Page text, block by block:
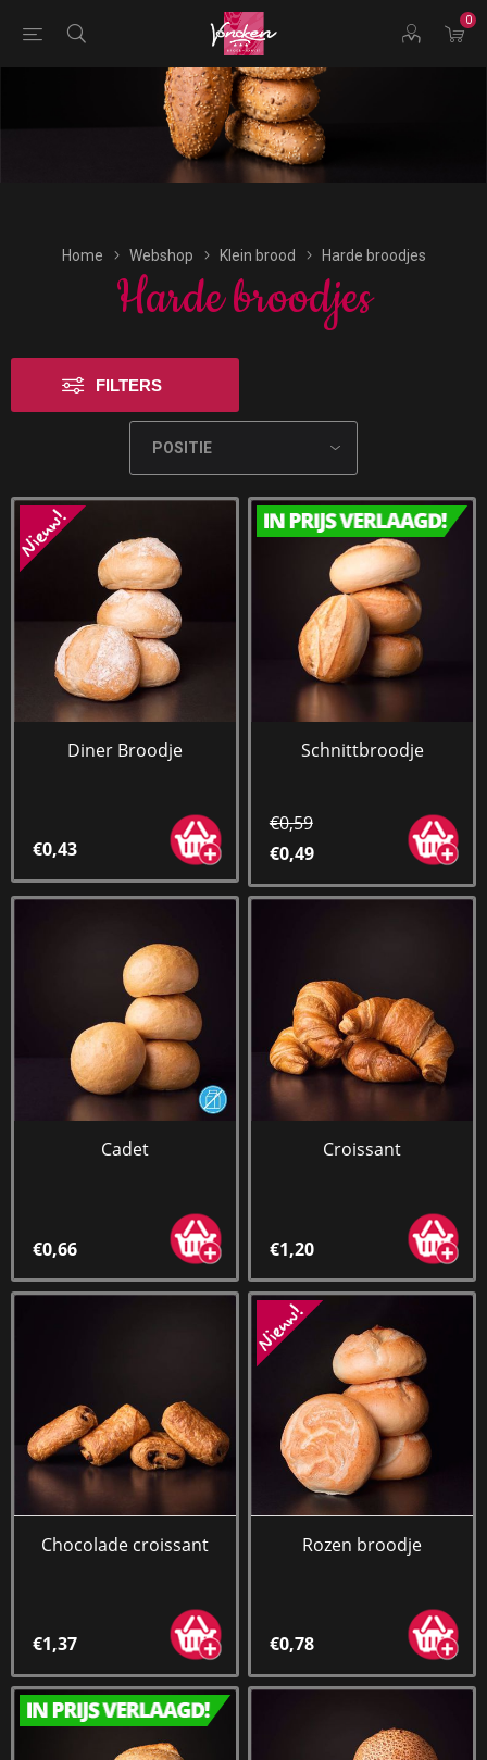
0
Bestellingen voor morgen kunnen vandaag uiterlijk tot
17:00 uur worden geplaatst.
Home Webshop Klein brood Harde broodjes
Harde broodjes
FILTERS
Diner Broodje
€0,43
Schnittbroodje
€0,59
€0,49
Cadet
€0,66
Croissant
€1,20
Chocolade croissant
€1,37
Rozen broodje
€0,78